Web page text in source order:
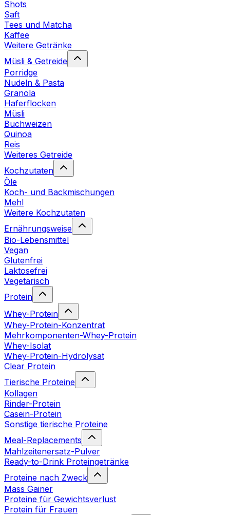
Shots
Saft
Tees und Matcha
Kaffee
Weitere Getränke
Müsli & Getreide
Porridge
Nudeln & Pasta
Granola
Haferflocken
Müsli
Buchweizen
Quinoa
Reis
Weiteres Getreide
Kochzutaten
Öle
Koch- und Backmischungen
Mehl
Weitere Kochzutaten
Ernährungsweise
Bio-Lebensmittel
Vegan
Glutenfrei
Laktosefrei
Vegetarisch
Protein
Whey-Protein
Whey-Protein-Konzentrat
Mehrkomponenten-Whey-Protein
Whey-Isolat
Whey-Protein-Hydrolysat
Clear Protein
Tierische Proteine
Kollagen
Rinder-Protein
Casein-Protein
Sonstige tierische Proteine
Meal-Replacements
Mahlzeitenersatz-Pulver
Ready-to-Drink Proteingetränke
Proteine nach Zweck
Mass Gainer
Proteine für Gewichtsverlust
Protein für Frauen